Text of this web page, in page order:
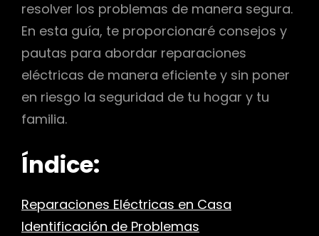
resolver los problemas de manera segura.
En esta guía, te proporcionaré consejos y
pautas para abordar reparaciones
eléctricas de manera eficiente y sin poner
en riesgo la seguridad de tu hogar y tu
familia.
Índice:
Reparaciones Eléctricas en Casa
Identificación de Problemas